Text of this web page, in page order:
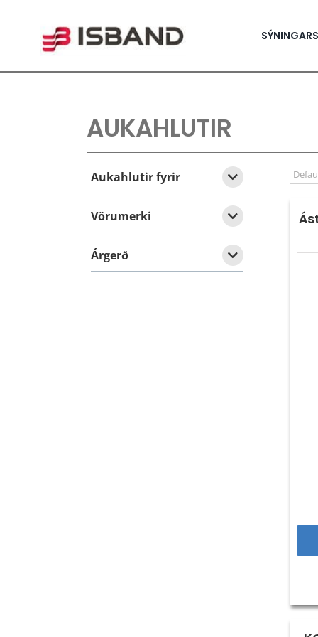
AUKAHLUTIR
Aukahlutir fyrir
Vörumerki
Árgerð